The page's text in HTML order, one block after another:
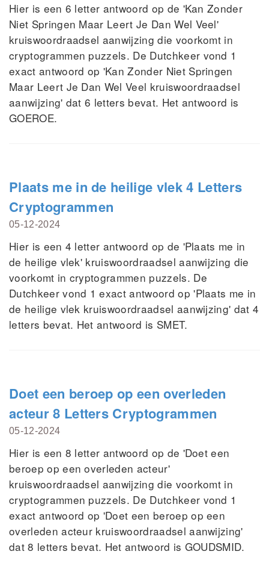
Hier is een 6 letter antwoord op de 'Kan Zonder
Niet Springen Maar Leert Je Dan Wel Veel'
kruiswoordraadsel aanwijzing die voorkomt in
cryptogrammen puzzels. De Dutchkeer vond 1
exact antwoord op 'Kan Zonder Niet Springen
Maar Leert Je Dan Wel Veel kruiswoordraadsel
aanwijzing' dat 6 letters bevat. Het antwoord is
GOEROE.
Plaats me in de heilige vlek 4 Letters
Cryptogrammen
05-12-2024
Hier is een 4 letter antwoord op de 'Plaats me in
de heilige vlek' kruiswoordraadsel aanwijzing die
voorkomt in cryptogrammen puzzels. De
Dutchkeer vond 1 exact antwoord op 'Plaats me in
de heilige vlek kruiswoordraadsel aanwijzing' dat 4
letters bevat. Het antwoord is SMET.
Doet een beroep op een overleden
acteur 8 Letters Cryptogrammen
05-12-2024
Hier is een 8 letter antwoord op de 'Doet een
beroep op een overleden acteur'
kruiswoordraadsel aanwijzing die voorkomt in
cryptogrammen puzzels. De Dutchkeer vond 1
exact antwoord op 'Doet een beroep op een
overleden acteur kruiswoordraadsel aanwijzing'
dat 8 letters bevat. Het antwoord is GOUDSMID.